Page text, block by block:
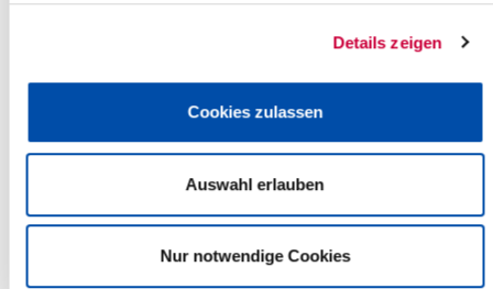
Details zeigen
Cookies zulassen
Auswahl erlauben
Nur notwendige Cookies
K63: Sanierung des Radweges
zwischen St. Margarethen und Büttel
20.08.20: Im Rahmen des
des Kreises Steinburg soll auch der
Radweg an der Kreisstraße 63
zwischen St. Margarethen und...